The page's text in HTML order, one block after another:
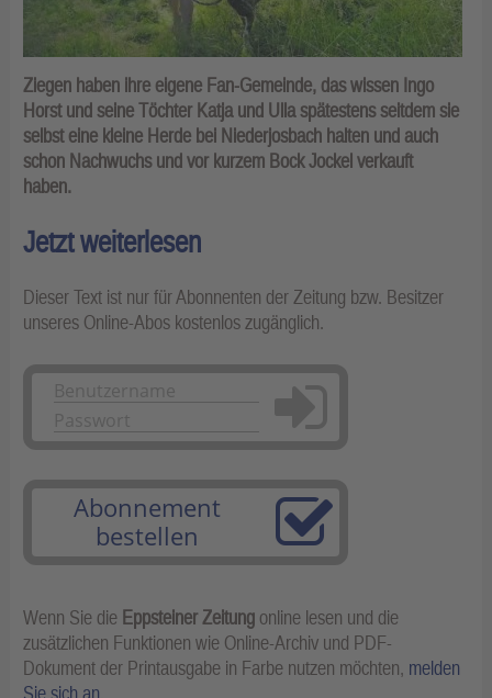
Ziegen haben ihre eigene Fan-Gemeinde, das wissen Ingo
Horst und seine Töchter Katja und Ulla spätestens seitdem sie
selbst eine kleine Herde bei Niederjosbach halten und auch
schon Nachwuchs und vor kurzem Bock Jockel verkauft
haben.
Jetzt weiterlesen
Dieser Text ist nur für Abonnenten der Zeitung bzw. Besitzer
unseres Online-Abos kostenlos zugänglich.
Anmelden
Abonnement
bestellen
Wenn Sie die Eppsteiner Zeitung online lesen und die
zusätzlichen Funktionen wie Online-Archiv und PDF-
Dokument der Printausgabe in Farbe nutzen möchten, melden
Sie sich an.